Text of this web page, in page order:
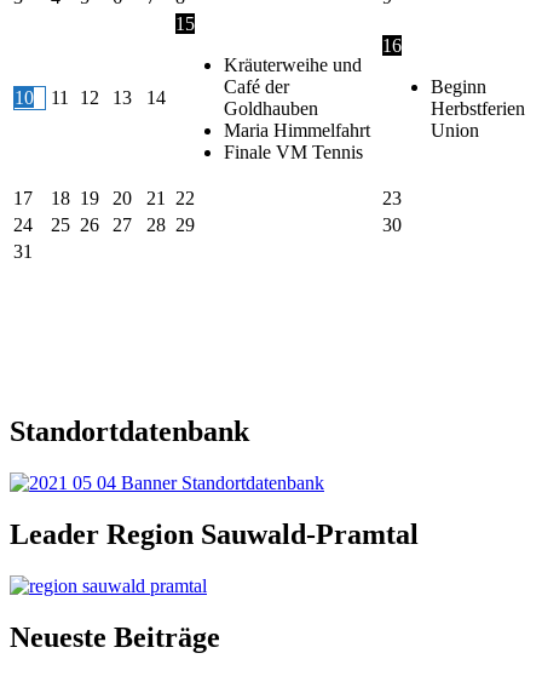
10 11 12 13 14
15
Kräuterweihe und
Café der
Goldhauben
Maria Himmelfahrt
Finale VM Tennis
16
Beginn
Herbstferien
Union
17 18 19 20 21 22
23
24
25 26 27 28 29
30
31
Standortdatenbank
Leader Region Sauwald-Pramtal
Neueste Beiträge